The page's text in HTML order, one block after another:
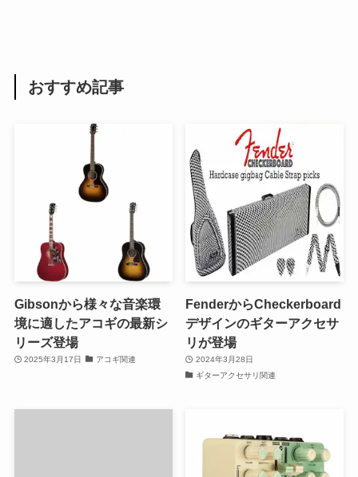
おすすめ記事
Gibsonから様々な音楽環
境に適したアコギの最新シ
リーズ登場
2025年3月17日 アコギ関連
FenderからCheckerboard
デザインのギターアクセサ
リが登場
2024年3月28日
ギターアクセサリ関連